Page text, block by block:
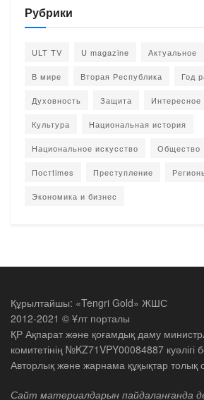
Рубрики
ULT TV U magazine Актуальное
В мире Вторая Республика Год
Духовность Защита Интересное
Культура Национальная история
Национальное искусство Общество
Постtimes Преступление
Экономика и бизнес
Құрылтайшы: «Tengri Gold» ЖШС
2012-2021 © Ұлт порталы
ҚР Ақпарат және қоғамдық даму
комитетінің №KZ71VPY00084887 куәлігі
Авторлық және жарнама құқықтар толық
Сайт материалдарын пайдаланғанда